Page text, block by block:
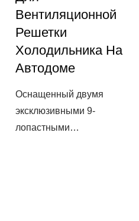
Вентиляционной
Решетки
Холодильника На
Автодоме
Оснащенный двумя
эксклюзивными 9-
лопастными